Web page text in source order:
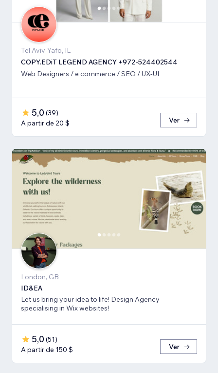
Tel Aviv-Yafo, IL
COPY.EDiT LEGEND AGENCY +972-524402544
Web Designers / e commerce / SEO / UX-UI
5,0 (39)
A partir de 20 $
Ver
London, GB
ID&EA
Let us bring your idea to life! Design Agency
specialising in Wix websites!
5,0 (51)
A partir de 150 $
Ver